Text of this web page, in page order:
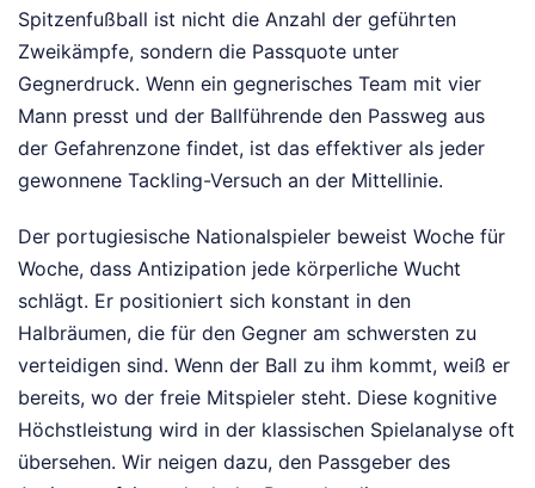
Spitzenfußball ist nicht die Anzahl der geführten
Zweikämpfe, sondern die Passquote unter
Gegnerdruck. Wenn ein gegnerisches Team mit vier
Mann presst und der Ballführende den Passweg aus
der Gefahrenzone findet, ist das effektiver als jeder
gewonnene Tackling-Versuch an der Mittellinie.
Der portugiesische Nationalspieler beweist Woche für
Woche, dass Antizipation jede körperliche Wucht
schlägt. Er positioniert sich konstant in den
Halbräumen, die für den Gegner am schwersten zu
verteidigen sind. Wenn der Ball zu ihm kommt, weiß er
bereits, wo der freie Mitspieler steht. Diese kognitive
Höchstleistung wird in der klassischen Spielanalyse oft
übersehen. Wir neigen dazu, den Passgeber des